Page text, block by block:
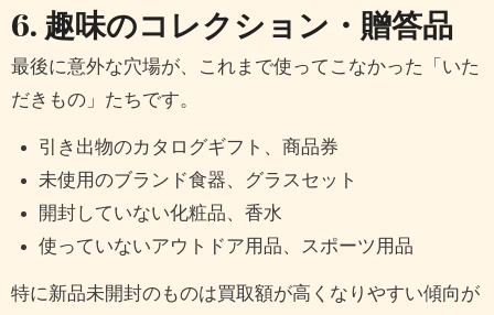
6. 趣味のコレクション・贈答品
最後に意外な穴場が、これまで使ってこなかった「いた
だきもの」たちです。
引き出物のカタログギフト、商品券
未使用のブランド食器、グラスセット
開封していない化粧品、香水
使っていないアウトドア用品、スポーツ用品
特に新品未開封のものは買取額が高くなりやすい傾向が